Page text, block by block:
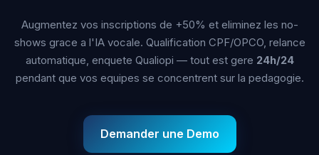
Augmentez vos inscriptions de +50% et eliminez les no-
shows grace a l'IA vocale. Qualification CPF/OPCO, relance
automatique, enquete Qualiopi — tout est gere 24h/24
pendant que vos equipes se concentrent sur la pedagogie.
Demander une Demo